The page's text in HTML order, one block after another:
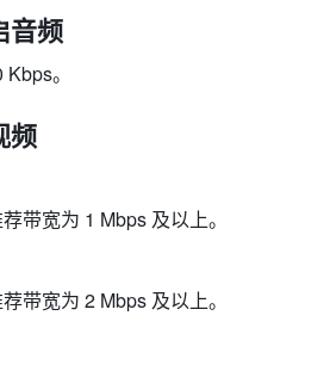
音频
。
频
带宽为 1 Mbps 及以上。
带宽为 2 Mbps 及以上。